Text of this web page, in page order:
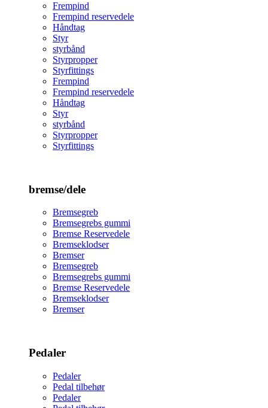
Frempind
Frempind reservedele
Håndtag
Styr
styrbånd
Styrpropper
Styrfittings
Frempind
Frempind reservedele
Håndtag
Styr
styrbånd
Styrpropper
Styrfittings
bremse/dele
Bremsegreb
Bremsegrebs gummi
Bremse Reservedele
Bremseklodser
Bremser
Bremsegreb
Bremsegrebs gummi
Bremse Reservedele
Bremseklodser
Bremser
Pedaler
Pedaler
Pedal tilbehør
Pedaler